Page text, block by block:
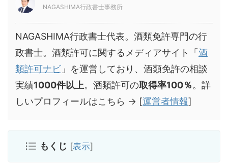
NAGASHIMA行政書士事務所
NAGASHIMA行政書士代表。酒類免許専門の行
政書士。酒類許可に関するメディアサイト「 酒
類許可ナビ 」を運営しており、酒類免許の相談
実績1000件以上。酒類許可の取得率100％。詳
しいプロフィールはこちら → [運営者情報]
もくじ [表示]